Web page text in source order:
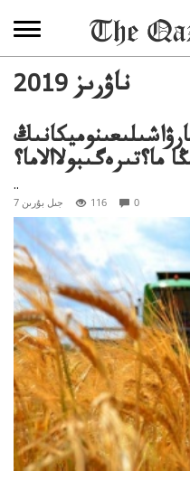
2019 ناۋرىز
ما؟تىرەگىبولاالاما؟
..
7 جىل بۇرىن 116 0